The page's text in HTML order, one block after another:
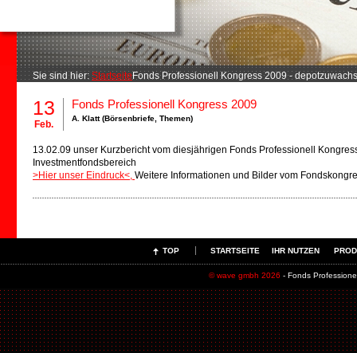
Sie sind hier: StartseiteFonds Professionell Kongress 2009 -
13
Feb.
Fonds Professionell Kongress 2009
A. Klatt (Börsenbriefe Themen)
13.02.09 unser Kurzbericht vom diesjährigen Fonds Professionell
Investmentfondsbereich
>Hier unser Eindruck<, Weitere Informationen und Bilder vom
TOP STARTSEITE IHR NUTZEN
© wave gmbh 2026 - Fonds